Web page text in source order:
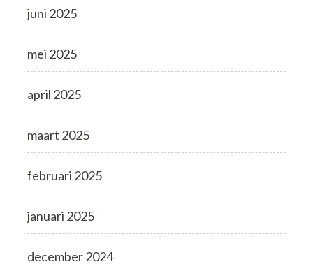
juni 2025
mei 2025
april 2025
maart 2025
februari 2025
januari 2025
december 2024